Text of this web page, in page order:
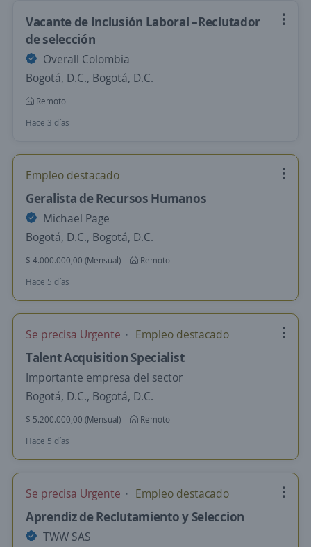
Vacante de Inclusión Laboral –Reclutador
de selección
Overall Colombia
Bogotá, D.C., Bogotá, D.C.
Remoto
Hace 3 días
Empleo destacado
Geralista de Recursos Humanos
Michael Page
Bogotá, D.C., Bogotá, D.C.
$ 4.000.000,00 (Mensual)
Remoto
Hace 5 días
Se precisa Urgente Empleo destacado
Talent Acquisition Specialist
Importante empresa del sector
Bogotá, D.C., Bogotá, D.C.
$ 5.200.000,00 (Mensual)
Remoto
Hace 5 días
Se precisa Urgente Empleo destacado
Aprendiz de Reclutamiento y Seleccion
TWW SAS